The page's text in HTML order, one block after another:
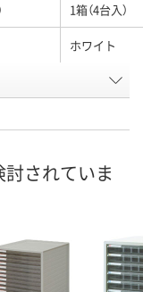
1箱（4台入）
ホワイト
1219625
ゴへ カ
されていま